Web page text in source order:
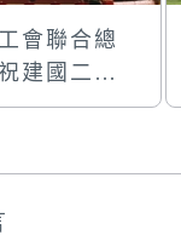
會聯合總
建國二十
的國慶門